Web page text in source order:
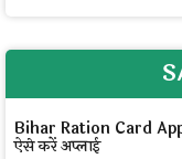
Bihar Ration Card
ऐसे करें अप्लाई